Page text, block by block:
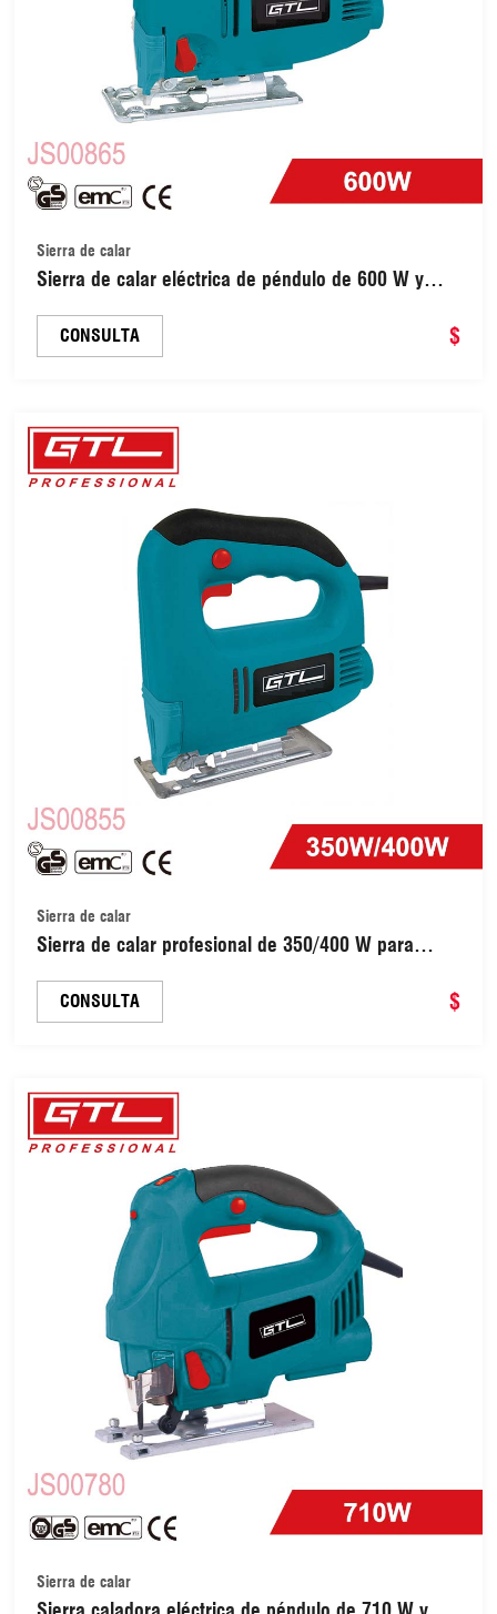
Sierra de calar
Sierra de calar eléctrica de péndulo de 600 W y
metal (JS00865)
CONSULTA $
Sierra de calar
Sierra de calar profesional de 350/400 W para
variable (JS00855)
CONSULTA $
Sierra de calar